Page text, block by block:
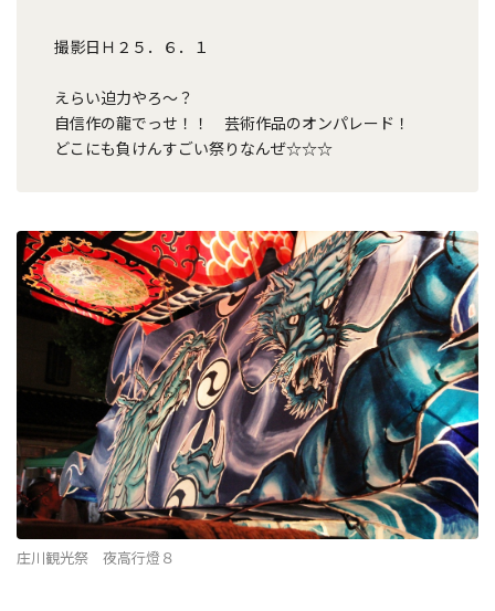
撮影日Ｈ２５．６．１
えらい迫力やろ～？
自信作の龍でっせ！！ 芸術作品のオンパレード！
どこにも負けんすごい祭りなんぜ☆☆☆
庄川観光祭 夜高行燈８